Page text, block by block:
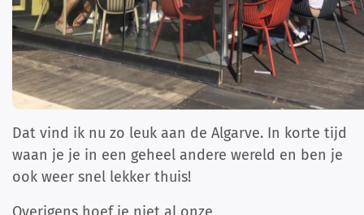
Dat vind ik nu zo leuk aan de Algarve. In korte tijd
waan je je in een geheel andere wereld en ben je
ook weer snel lekker thuis!